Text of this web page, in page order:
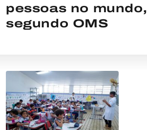
pessoas no mundo,
segundo OMS